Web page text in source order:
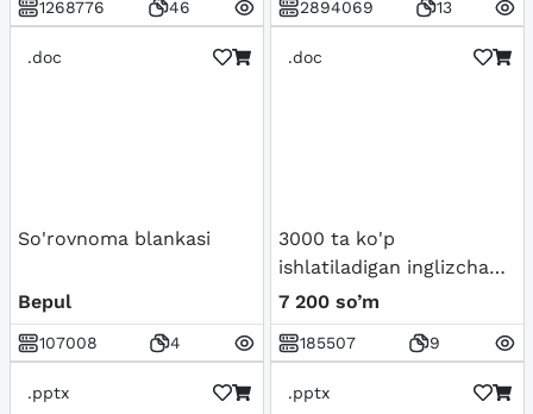
1268776 46 2894069 13
.doc
So'rovnoma blankasi
Bepul
107008 4
.doc
3000 ta ko'p
ishlatiladigan inglizcha
so'zlar ro'yxati.
7 200 so’m
185507 9
.pptx .pptx